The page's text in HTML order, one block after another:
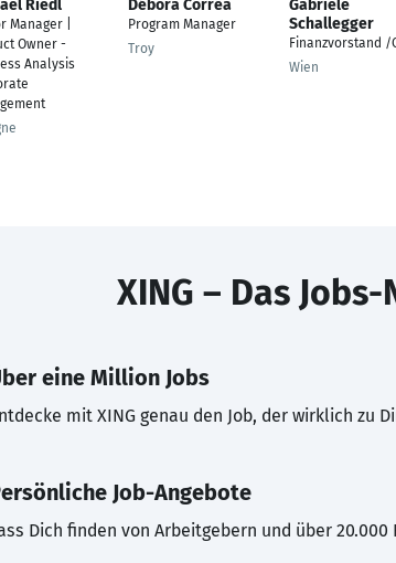
Riedl
Manager |
Owner -
Analysis
Débora Corrêa
Program Manager
Troy
Gabriele
Schallegger
Finanzvorstand /
Wien
XING – Das
eine Million Jobs
mit XING genau den Job, der wirklich zu
Job-Angebote
Dich finden von Arbeitgebern und über 20.000